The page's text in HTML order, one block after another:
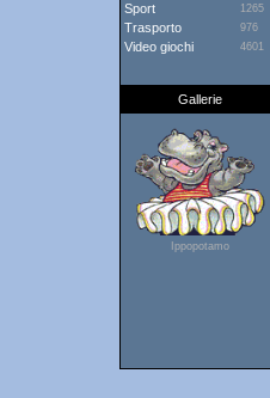
Sport 1265
Trasporto 976
Video giochi 4601
Gallerie
Ippopotamo